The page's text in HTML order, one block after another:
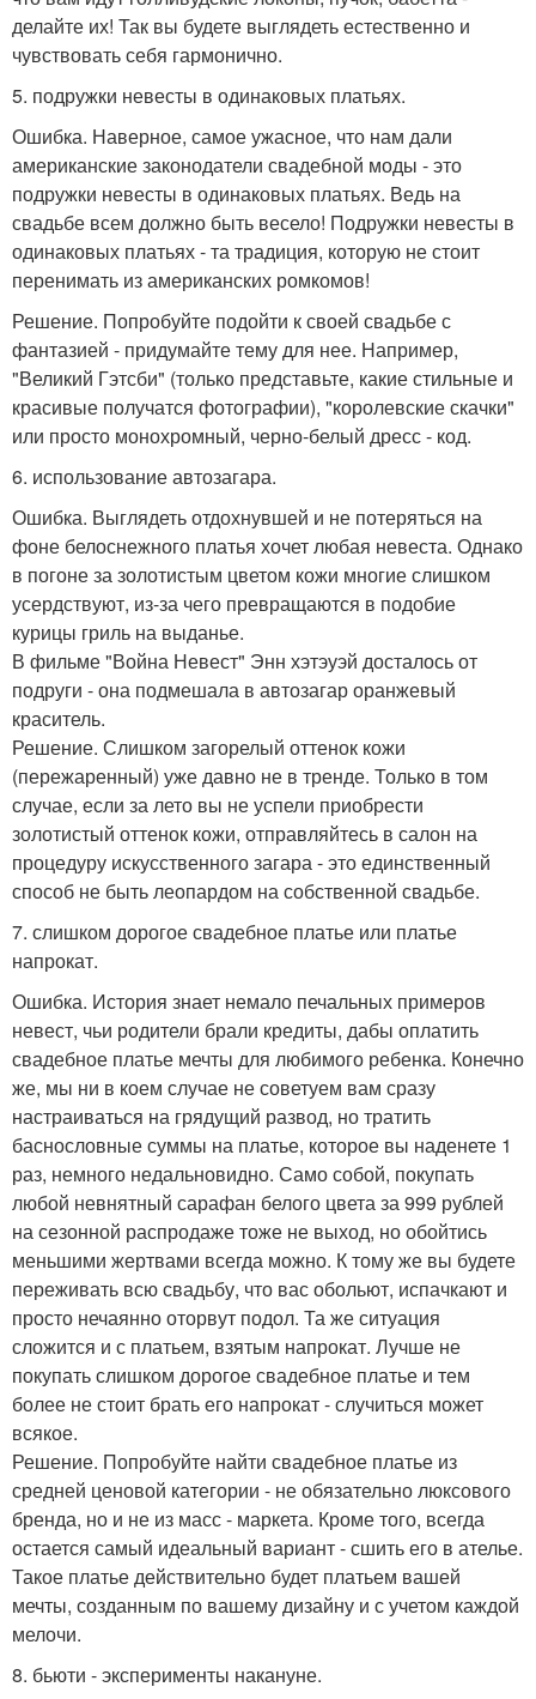
делайте их! Так вы будете выглядеть естественно и
чувствовать себя гармонично.
5. подружки невесты в одинаковых платьях.
Ошибка. Наверное, самое ужасное, что нам дали
американские законодатели свадебной моды - это
подружки невесты в одинаковых платьях. Ведь на
свадьбе всем должно быть весело! Подружки невесты в
одинаковых платьях - та традиция, которую не стоит
перенимать из американских ромкомов!
Решение. Попробуйте подойти к своей свадьбе с
фантазией - придумайте тему для нее. Например,
"Великий Гэтсби" (только представьте, какие стильные и
красивые получатся фотографии), "королевские скачки"
или просто монохромный, черно-белый дресс - код.
6. использование автозагара.
Ошибка. Выглядеть отдохнувшей и не потеряться на
фоне белоснежного платья хочет любая невеста. Однако
в погоне за золотистым цветом кожи многие слишком
усердствуют, из-за чего превращаются в подобие
курицы гриль на выданье.
В фильме "Война Невест" Энн хэтэуэй досталось от
подруги - она подмешала в автозагар оранжевый
краситель.
Решение. Слишком загорелый оттенок кожи
(пережаренный) уже давно не в тренде. Только в том
случае, если за лето вы не успели приобрести
золотистый оттенок кожи, отправляйтесь в салон на
процедуру искусственного загара - это единственный
способ не быть леопардом на собственной свадьбе.
7. слишком дорогое свадебное платье или платье
напрокат.
Ошибка. История знает немало печальных примеров
невест, чьи родители брали кредиты, дабы оплатить
свадебное платье мечты для любимого ребенка. Конечно
же, мы ни в коем случае не советуем вам сразу
настраиваться на грядущий развод, но тратить
баснословные суммы на платье, которое вы наденете 1
раз, немного недальновидно. Само собой, покупать
любой невнятный сарафан белого цвета за 999 рублей
на сезонной распродаже тоже не выход, но обойтись
меньшими жертвами всегда можно. К тому же вы будете
переживать всю свадьбу, что вас обольют, испачкают и
просто нечаянно оторвут подол. Та же ситуация
сложится и с платьем, взятым напрокат. Лучше не
покупать слишком дорогое свадебное платье и тем
более не стоит брать его напрокат - случиться может
всякое.
Решение. Попробуйте найти свадебное платье из
средней ценовой категории - не обязательно люксового
бренда, но и не из масс - маркета. Кроме того, всегда
остается самый идеальный вариант - сшить его в ателье.
Такое платье действительно будет платьем вашей
мечты, созданным по вашему дизайну и с учетом каждой
мелочи.
8. бьюти - эксперименты накануне.